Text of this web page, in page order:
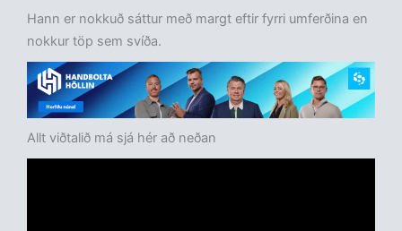
Hann er nokkuð sáttur með margt eftir fyrri umferðina en
nokkur töp sem svíða.
Allt viðtalið má sjá hér að neðan